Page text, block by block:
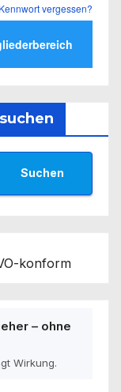
Kennwort vergessen?
Suchen
konform
– ohne
Wirkung.